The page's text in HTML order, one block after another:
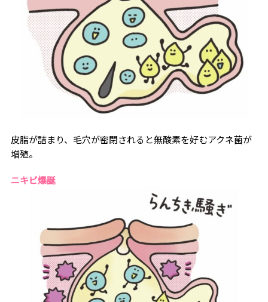
皮脂が詰まり、毛穴が密閉されると無酸素を好むアクネ菌が
増殖。
ニキビ爆誕